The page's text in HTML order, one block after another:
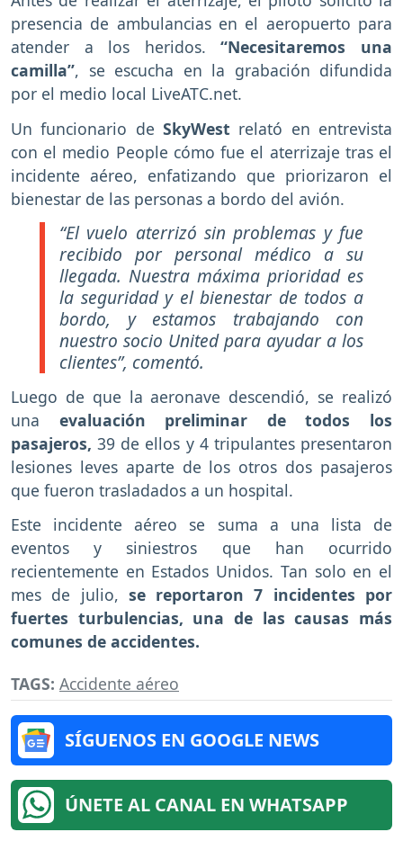
presencia de ambulancias en el aeropuerto para
atender a los heridos.“Necesitaremos una
camilla”, se escucha en la grabación difundida
por el medio local LiveATC.net.
Un funcionario de SkyWest relató en entrevista
con el medio People cómo fue el aterrizaje tras el
incidente aéreo, enfatizando que priorizaron el
bienestar de las personas a bordo del avión.
“El vuelo aterrizó sin problemas y fue
recibido por personal médico a su
llegada. Nuestra máxima prioridad es
la seguridad y el bienestar de todos a
bordo, y estamos trabajando con
nuestro socio United para ayudar a los
clientes”, comentó.
Luego de que la aeronave descendió, se realizó
una evaluación preliminar de todos los
pasajeros, 39 de ellos y 4 tripulantes presentaron
lesiones leves aparte de los otros dos pasajeros
que fueron trasladados a un hospital.
Este incidente aéreo se suma a una lista de
eventos y siniestros que han ocurrido
recientemente en Estados Unidos. Tan solo en el
mes de julio, se reportaron 7 incidentes por
fuertes turbulencias, una de las causas más
comunes de accidentes.
TAGS: Accidente aéreo
SÍGUENOS EN GOOGLE NEWS
ÚNETE AL CANAL EN WHATSAPP